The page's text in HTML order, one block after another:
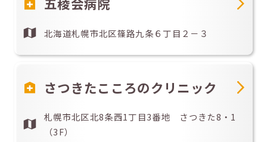
北海道札幌市北区篠路九条６丁目２－３
さつきたこころのクリニック
札幌市北区北8条西1丁目3番地 さつきた8・1
（3F）